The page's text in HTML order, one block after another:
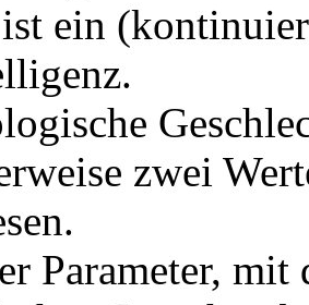
ein
zwei
Parameter,